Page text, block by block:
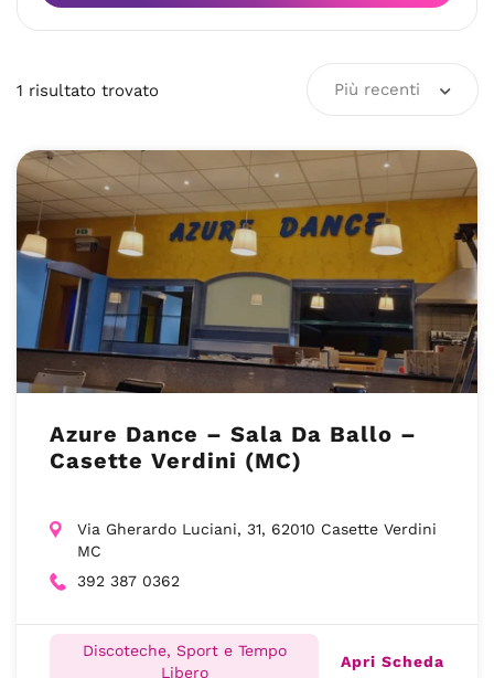
1 risultato trovato Più recenti
Azure Dance – Sala Da Ballo –
Casette Verdini (MC)
Via Gherardo Luciani, 31, 62010 Casette Verdini
MC
392 387 0362
Discoteche, Sport e Tempo
Libero
Apri Scheda